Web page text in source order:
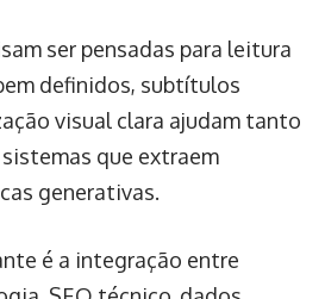
ser pensadas para leitura
definidos, subtítulos
visual clara ajudam tanto
que extraem
generativas.
é a integração entre